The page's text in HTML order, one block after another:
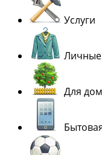
Услуги
Для